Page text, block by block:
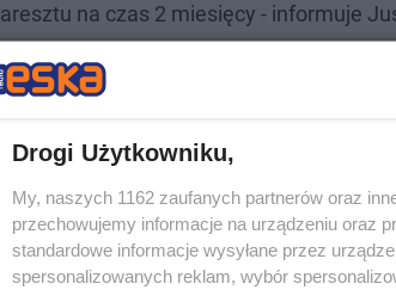
aresztu na czas 2 miesięcy - informuje
Drogi Użytkowniku,
My, naszych 1162 zaufanych partnerów oraz
przechowujemy informacje na urządzeniu oraz
standardowe informacje wysyłane przez
spersonalizowanych reklam, wybór